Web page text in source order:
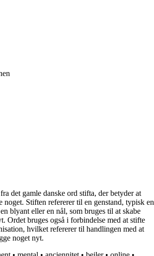
det gamle danske ord stifta, der betyder at
noget. Stiften refererer til en genstand, typisk en
blyant eller en nål, som bruges til at skabe
Ordet bruges også i forbindelse med at stifte
hvilket refererer til handlingen med at
noget nyt.